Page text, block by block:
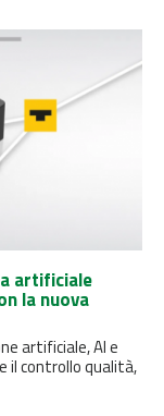
artificiale
la nuova
artificiale, AI e
il controllo qualità,